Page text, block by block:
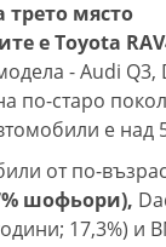
трето място
е Toyota
- Audi Q3,
по-старо
е над
от по-
шофьори),
17,3%) и